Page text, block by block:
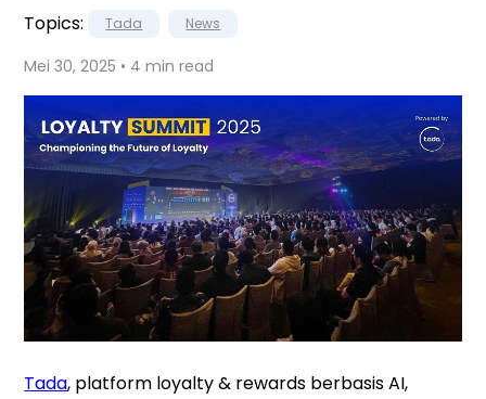
Topics: Tada News
Mei 30, 2025 • 4 min read
Tada, platform loyalty & rewards berbasis AI,